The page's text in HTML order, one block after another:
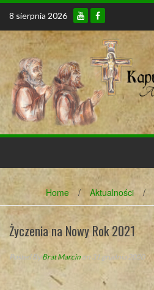
Skip
content
8 sierpnia 2026
Home / Aktualności /
Życzenia na Nowy Rok 2021
Posted ByBrat Marcin on 31 grudnia 2020